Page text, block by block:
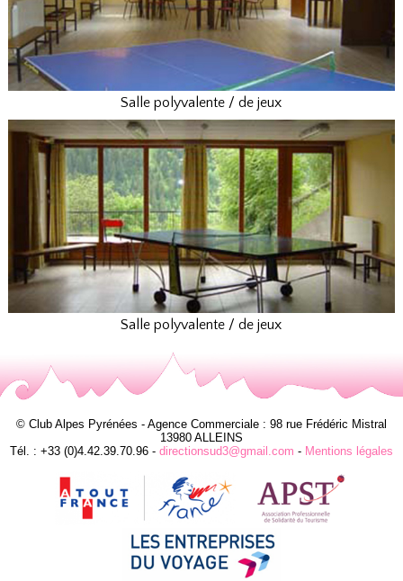
Salle polyvalente / de jeux
Salle polyvalente / de jeux
© Club Alpes Pyrénées - Agence Commerciale : 98 rue Frédéric Mistral
13980 ALLEINS
Tél. : +33 (0)4.42.39.70.96 - directionsud3@gmail.com - Mentions légales